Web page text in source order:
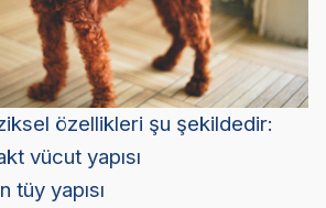
özellikleri şu şekildedir:
vücut yapısı
tüy yapısı